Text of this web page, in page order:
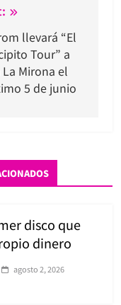
llevará “El
Tour” a
La Mirona el
5 de junio
disco que
dinero
agosto 2, 2026